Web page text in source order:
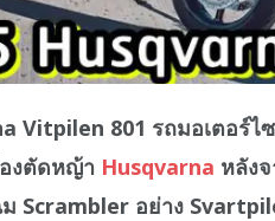
Vitpilen 801 รถมอเตอร์
งตัดหญ้า Husqvarna หลัง
Scrambler อย่าง